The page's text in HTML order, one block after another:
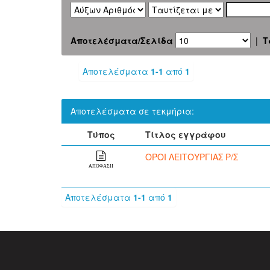
Αποτελέσματα/Σελίδα |
Αποτελέσματα 1-1 από 1
Αποτελέσματα σε τεκμήρια:
Τύπος
Τίτλος εγγράφου
ΑΠΟΦΑΣΗ
ΟΡΟΙ ΛΕΙΤΟΥΡΓΙΑΣ Ρ/Σ
Αποτελέσματα 1-1 από 1